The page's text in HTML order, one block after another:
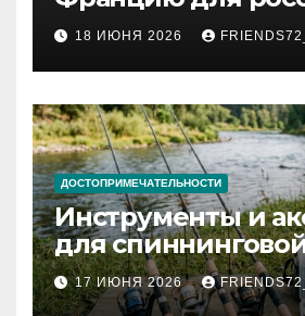
2026 году: сроки
и список
документов
18 ИЮНЯ 2026
ДОСТОПРИМЕЧАТЕЛЬНОСТИ
Инструменты и
для
рыбалки:
типы
17 ИЮНЯ 2026